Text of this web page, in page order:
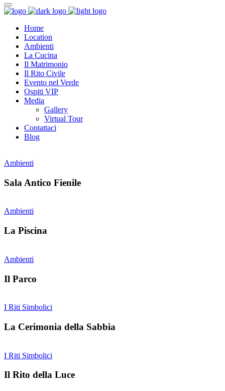
Home
Location
Ambienti
La Cucina
Il Matrimonio
Il Rito Civile
Evento nel Verde
Ospiti VIP
Media
Gallery
Virtual Tour
Contattaci
Blog
Ambienti
Sala Antico Fienile
Ambienti
La Piscina
Ambienti
Il Parco
I Riti Simbolici
La Cerimonia della Sabbia
I Riti Simbolici
Il Rito della Luce